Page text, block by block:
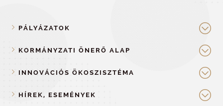
PÁLYÁZATOK
KORMÁNYZATI ÖNERŐ ALAP
INNOVÁCIÓS ÖKOSZISZTÉMA
HÍREK, ESEMÉNYEK